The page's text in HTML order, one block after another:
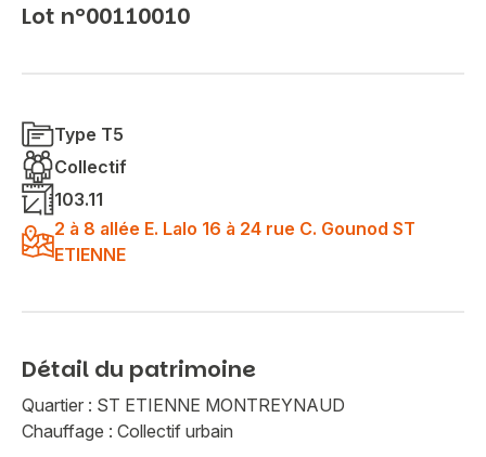
Lot n°00110010
Type T5
Collectif
103.11
2 à 8 allée E. Lalo 16 à 24 rue C. Gounod ST
ETIENNE
Détail du patrimoine
Quartier : ST ETIENNE MONTREYNAUD
Chauffage : Collectif urbain